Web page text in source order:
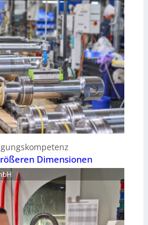
Dimensionen